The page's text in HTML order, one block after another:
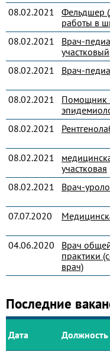
08.02.2021
Фельдшер
работы в
08.02.2021
Врач-
участковый
08.02.2021
Врач-
08.02.2021
Помощник
08.02.2021
08.02.2021
участковая
08.02.2021
Врач-
07.07.2020
04.06.2020
Врач
практики
врач)
Последние
Дата Должность